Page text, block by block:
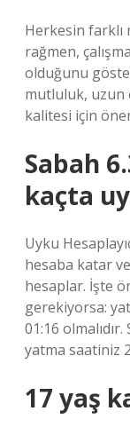
Herkesin farklı
rağmen,
olduğunu
mutluluk, uzun
kalitesi için
Sabah
kaçta
Uyku
hesaba katar
hesaplar. İşte
gerekiyorsa:
01:16
yatma saatiniz
17 yaş